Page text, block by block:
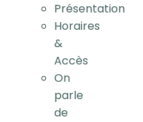
Présentation
Horaires
&
Accès
On
parle
de